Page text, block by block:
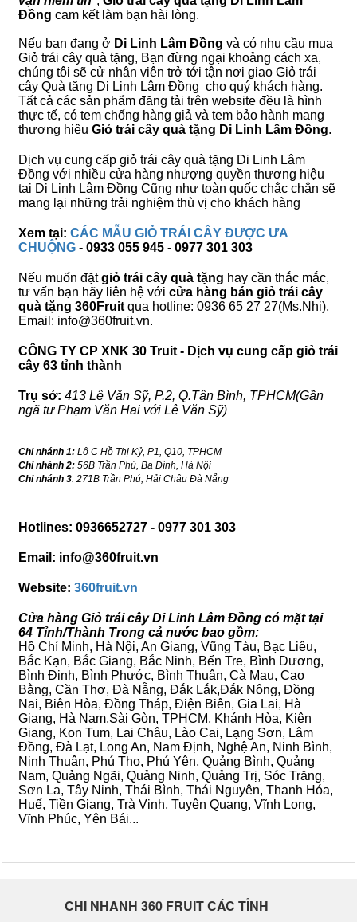
Đồng cam kết làm bạn hài lòng.
Nếu bạn đang ở Di Linh Lâm Đồng và có nhu cầu mua
Giỏ trái cây quà tặng, Bạn đừng ngại khoảng cách xa,
chúng tôi sẽ cử nhân viên trở tới tận nơi giao Giỏ trái
cây Quà tặng Di Linh Lâm Đồng cho quý khách hàng.
Tất cả các sản phẩm đăng tải trên website đều là hình
thực tế, có tem chống hàng giả và tem bảo hành mang
thương hiệu Giỏ trái cây quà tặng Di Linh Lâm Đồng.
Dịch vụ cung cấp giỏ trái cây quà tặng Di Linh Lâm
Đồng với nhiều cửa hàng nhượng quyền thương hiệu
tại Di Linh Lâm Đồng Cũng như toàn quốc chắc chắn sẽ
mang lại những trải nghiệm thù vị cho khách hàng
Xem tại: CÁC MẪU GIỎ TRÁI CÂY ĐƯỢC ƯA
CHUỘNG - 0933 055 945 - 0977 301 303
Nếu muốn đặtgiỏ trái cây quà tặng hay cần thắc mắc,
tư vấn bạn hãy liên hệ với cửa hàng bán giỏ trái cây
quà tặng 360Fruit qua hotline: 0936 65 27 27(Ms.Nhi),
Email: info@360fruit.vn.
CÔNG TY CP XNK 30 Truit - Dịch vụ cung cấp giỏ trái
cây 63 tỉnh thành
Trụ sở: 413 Lê Văn Sỹ, P.2, Q.Tân Bình, TPHCM(Gần
ngã tư Phạm Văn Hai với Lê Văn Sỹ)
Chi nhánh 1: Lô C Hồ Thị Kỷ, P1, Q10, TPHCM
Chi nhánh 2: 56B Trần Phú, Ba Đình, Hà Nội
Chi nhánh 3: 271B Trần Phú, Hải Châu Đà Nẵng
Hotlines: 0936652727 - 0977 301 303
Email: info@360fruit.vn
Website: 360fruit.vn
Cửa hàng Giỏ trái cây Di Linh Lâm Đồng có mặt tại
64 Tỉnh/Thành Trong cả nước bao gồm:
Hồ Chí Minh, Hà Nội, An Giang, Vũng Tàu, Bạc Liêu,
Bắc Kạn, Bắc Giang, Bắc Ninh, Bến Tre, Bình Dương,
Bình Định, Bình Phước, Bình Thuận, Cà Mau, Cao
Bằng, Cần Thơ, Đà Nẵng, Đắk Lắk,Đắk Nông, Đồng
Nai, Biên Hòa, Đồng Tháp, Điện Biên, Gia Lai, Hà
Giang, Hà Nam,Sài Gòn, TPHCM, Khánh Hòa, Kiên
Giang, Kon Tum, Lai Châu, Lào Cai, Lạng Sơn, Lâm
Đồng, Đà Lạt, Long An, Nam Định, Nghệ An, Ninh Bình,
Ninh Thuận, Phú Thọ, Phú Yên, Quảng Bình, Quảng
Nam, Quảng Ngãi, Quảng Ninh, Quảng Trị, Sóc Trăng,
Sơn La, Tây Ninh, Thái Bình, Thái Nguyên, Thanh Hóa,
Huế, Tiền Giang, Trà Vinh, Tuyên Quang, Vĩnh Long,
Vĩnh Phúc, Yên Bái...
CHI NHANH 360 FRUIT CÁC TỈNH